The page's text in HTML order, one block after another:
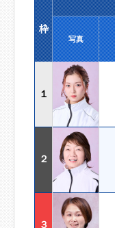
枠
写真
１
２
３